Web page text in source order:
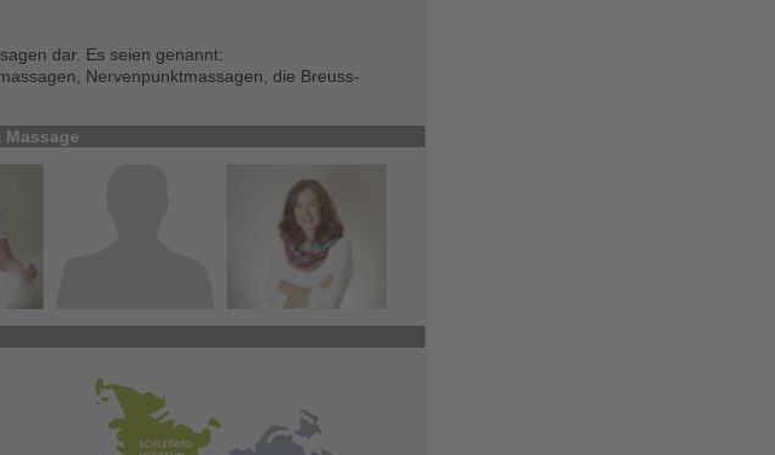
dar. Es seien genannt:
Nervenpunktmassagen, die Breuss-